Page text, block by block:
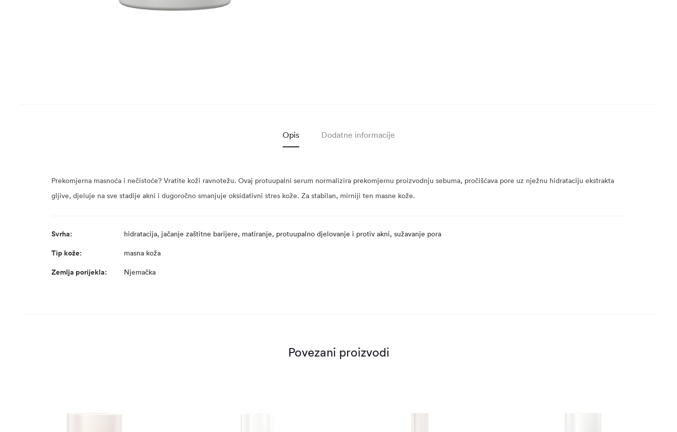
Opis Dodatne informacije
Prekomjerna masnoća i nečistoće? Vratite koži ravnotežu. Ovaj protuupalni serum normalizira prekomjernu proizvodnju sebuma, pročišćava pore uz nježnu hidrataciju ekstrakta
gljive, djeluje na sve stadije akni i dugoročno smanjuje oksidativni stres kože. Za stabilan, mirniji ten masne kože.
Svrha: hidratacija, jačanje zaštitne barijere, matiranje, protuupalno djelovanje i protiv akni, sužavanje pora
Tip kože: masna koža
Zemlja porijekla: Njemačka
Povezani proizvodi